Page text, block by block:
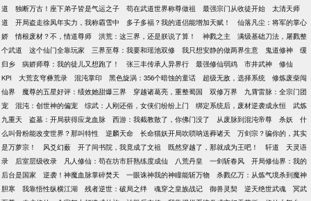
道
独断万古！座下弟子皆是气运之子 苟在武道世界称尊做祖 最强宗门从收徒开始
太清天师
道
开局盗走徐凤年实力，我称霸雪中 多子多福？我的道侣能增加天赋！
仙落凡尘：将军的掌心
娇
情根废材？不，情道尊师 洪荒：这三界，还是朕说了算！ 神戮之主
满级基础刀法，屠戮整
个武道
这个仙门全靠玩家 三界至尊：我要和瑶池双修 我只想安静的做两界生意 鬼道修神
缓
归乡
病娇师尊：我的徒儿又想跑了！ 张三丰传承人异界行 最强修仙弱鸡 市井武神
修仙
KPI
大荒玄穹彝荒录 混沌掌印 黑色旋涡：356个暗蚀的童话 超级无敌，选择系统
修炼废柴闯
仙界
魔尊的五星好评：绩效她甜爆三界 穿越诸葛亮，重整蜀国 双修万界
九霄雷脉：全宗门团
宠
混沌：创世神的偏宠 综武：人刚还俗，女侠们纷纷上门 绑定系统后，废材逆袭成永恒
武炼
九重天
盗墓：开局获得应龙血脉 西游：我截教散了，你佛门没了 从废脉到混沌帝尊 杀妖
什
么叫骨粉能改变世界？那叫特性
逆麟天命 长命猫妖开局吹唢呐送葬诸天
万剑宗？骗你的，其实
是万萝宗！
风爻幻薮 开了间书院，我竟成了文祖 既然穿越了，那就成为王吧！ 轩道
天灵语
录
后室层级收录 凡人修仙：苟在坊市肝熟练度成仙 八荒丹皇 一剑斩春风
开局修仙界：我的
后台是国家
逆袭！神魔血脉掌碎焚天 一眼诛神我的神瞳能斩万物
杀戮亿万：从炼气境杀到魔神
胆寒
我靠悟性纵横江湖 残者逆世：破局之绊 魂穿之皇族战记 御兽灵契 逆天绝世武魂
冥武